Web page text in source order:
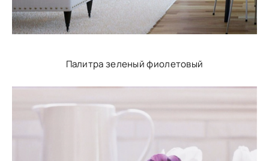
Палитра зеленый фиолетовый